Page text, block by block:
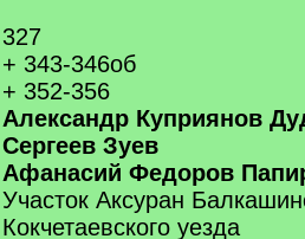
327
+ 343-346об
+ 352-356
Александр Куприянов
Сергеев Зуев
Афанасий Федоров
Участок Аксуран
Кокчетаевского уезда